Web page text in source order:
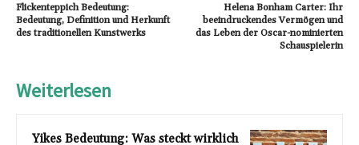
Flickenteppich Bedeutung:
Bedeutung, Definition und Herkunft
des traditionellen Kunstwerks
Helena Bonham Carter: Ihr
beeindruckendes Vermögen und
das Leben der Oscar-nominierten
Schauspielerin
Weiterlesen
Yikes Bedeutung: Was steckt wirklich